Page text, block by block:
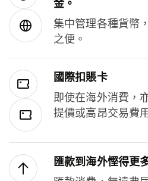
金。
集中管理各種貨幣
之便。
國際扣賬卡
即使在海外消費，
提價或高昂交易費
匯款到海外慳得更